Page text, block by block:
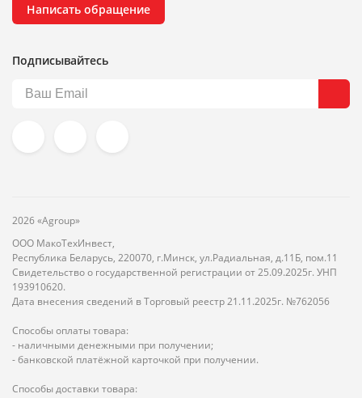
Написать обращение
Подписывайтесь
2026 «Agroup»
ООО МакоТехИнвест,
Республика Беларусь, 220070, г.Минск, ул.Радиальная, д.11Б, пом.11
Свидетельство о государственной регистрации от 25.09.2025г. УНП
193910620.
Дата внесения сведений в Торговый реестр 21.11.2025г. №762056
Способы оплаты товара:
- наличными денежными при получении;
- банковской платёжной карточкой при получении.
Способы доставки товара: